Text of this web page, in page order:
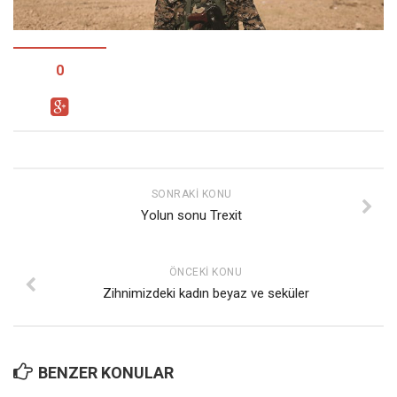
Facebook
Editörden
Leyla Şerif Emin
0
SONRAKI KONU
Yolun sonu Trexit
ÖNCEKI KONU
Zihnimizdeki kadın beyaz ve seküler
BENZER KONULAR